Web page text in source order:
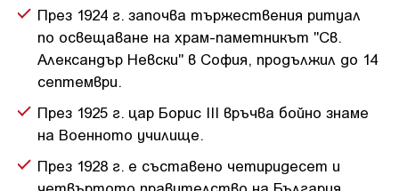
През 1924 г. започва тържествения ритуал
по освещаване на храм-паметникът "Св.
Александър Невски" в София, продължил до 14
септември.
През 1925 г. цар Борис III връчва бойно знаме
на Военното училище.
През 1928 г. е съставено четиридесет и
четвъртото правителство на България,